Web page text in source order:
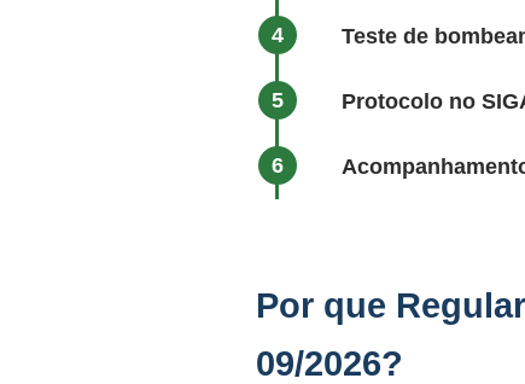
Teste de
Protocolo no
Por que
09/2026?